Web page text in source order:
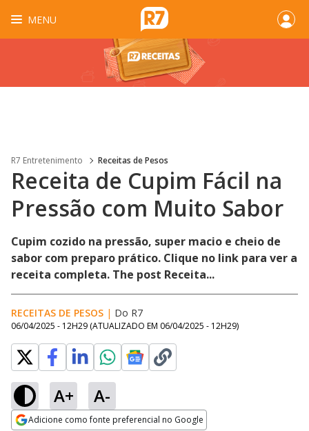
MENU
R7 Entretenimento Receitas de Pesos
Receita de Cupim Fácil na
Pressão com Muito Sabor
Cupim cozido na pressão, super macio e cheio de
sabor com preparo prático. Clique no link para ver a
receita completa. The post Receita...
RECEITAS DE PESOS | Do R7
06/04/2025 - 12H29 (ATUALIZADO EM 06/04/2025 - 12H29)
A+ A-
Adicione como fonte preferencial no Google